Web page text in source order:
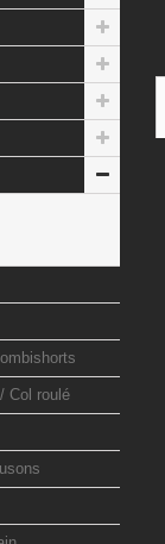
Col roulé